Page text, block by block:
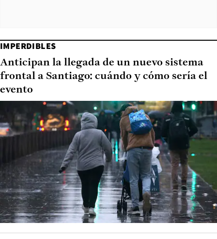
IMPERDIBLES
Anticipan la llegada de un nuevo sistema
frontal a Santiago: cuándo y cómo sería el
evento